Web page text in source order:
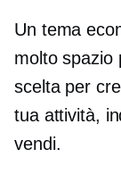
Un tema
molto spazio
scelta per
tua attività,
vendi.